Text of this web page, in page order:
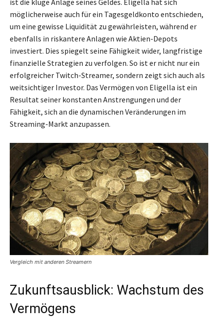
ist die kluge Anlage seines Geldes. Eligella hat sich
möglicherweise auch für ein Tagesgeldkonto entschieden,
um eine gewisse Liquidität zu gewährleisten, während er
ebenfalls in riskantere Anlagen wie Aktien-Depots
investiert. Dies spiegelt seine Fähigkeit wider, langfristige
finanzielle Strategien zu verfolgen. So ist er nicht nur ein
erfolgreicher Twitch-Streamer, sondern zeigt sich auch als
weitsichtiger Investor. Das Vermögen von Eligella ist ein
Resultat seiner konstanten Anstrengungen und der
Fähigkeit, sich an die dynamischen Veränderungen im
Streaming-Markt anzupassen.
Vergleich mit anderen Streamern
Zukunftsausblick: Wachstum des
Vermögens